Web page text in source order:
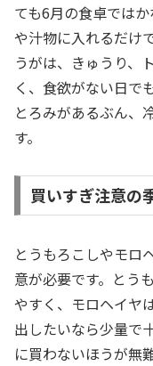
ても6月の食卓では
や汁物に入れるだけ
うがは、きゅうり、
く、食欲がない日で
とろみがあるぶん、
す。
買いすぎ注意の
とうもろこしやモロ
意が必要です。とう
やすく、モロヘイヤ
出したいなら少量で
に買わないほうが無